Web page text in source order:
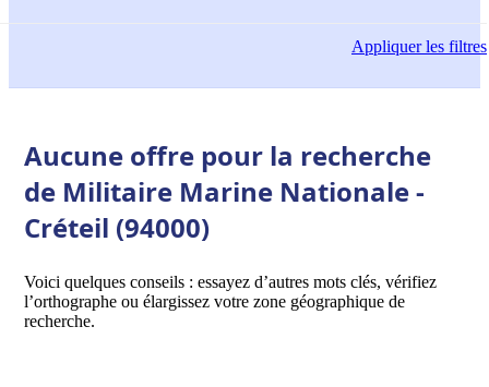
Appliquerles filtres
Aucune offre pour la recherche
de Militaire Marine Nationale -
Créteil (94000)
Voici quelques conseils : essayez d’autres mots clés, vérifiez
l’orthographe ou élargissez votre zone géographique de
recherche.